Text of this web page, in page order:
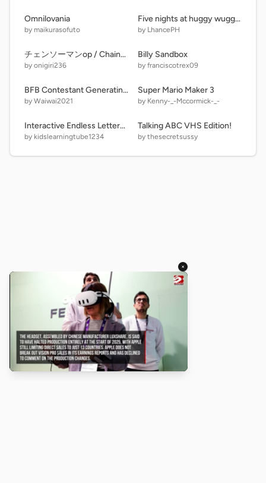
Omnilovania
by maikurasofuto
Five nights at huggy wuggy's V1.55 | Official
by LhancePH
チェンソーマンop / Chainsaw Man op 作成中！
by onigiri236
Billy Sandbox
by franciscotrex09
BFB Contestant Generating Game In NIAR's Style (18/66)
by Waiwai2021
Super Mario Maker 3
by Kenny-_-Mccormick-_-
Interactive Endless Letters (Uppercase) spanish but its animated entirely (U Fixed) remix rem… remix
by kidslearningtube1234
Talking ABC VHS Edition!
by thesecretsussy
×